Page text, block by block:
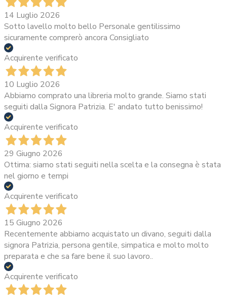
14 Luglio 2026
Sotto lavello molto bello Personale gentilissimo
sicuramente comprerò ancora Consigliato
Acquirente verificato
10 Luglio 2026
Abbiamo comprato una libreria molto grande. Siamo stati
seguiti dalla Signora Patrizia. E' andato tutto benissimo!
Acquirente verificato
29 Giugno 2026
Ottima: siamo stati seguiti nella scelta e la consegna è stata
nel giorno e tempi
Acquirente verificato
15 Giugno 2026
Recentemente abbiamo acquistato un divano, seguiti dalla
signora Patrizia, persona gentile, simpatica e molto molto
preparata e che sa fare bene il suo lavoro..
Acquirente verificato